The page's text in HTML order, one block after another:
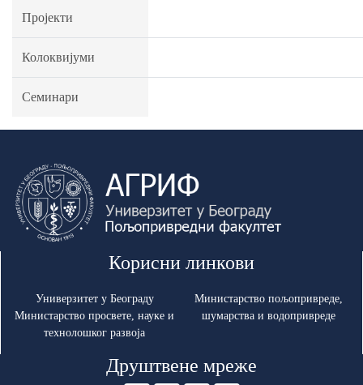
Пројекти
Колоквијуми
Семинари
Корисни линкови
Универзитет у Београду
Министарство просвете, науке и
технолошког развоја
Министарство пољопривреде,
шумарства и водопривреде
Друштвене мреже